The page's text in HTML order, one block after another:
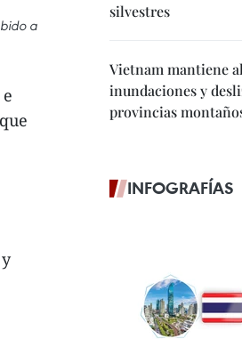
a
silvestres
Vietnam mantiene
inundaciones y
provincias
INFOGRAFÍAS